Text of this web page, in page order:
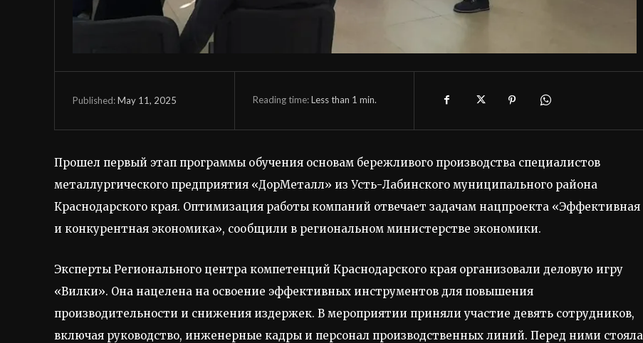
Published:May 11, 2025 Reading time:Less than 1 min.
Прошел первый этап программы обучения основам бережливого производства специалистов
металлургического предприятия «ДорМеталл» из Усть-Лабинского муниципального района
Краснодарского края. Оптимизация работы компаний отвечает задачам нацпроекта «Эффективная
и конкурентная экономика», сообщили в региональном министерстве экономики.
Эксперты Регионального центра компетенций Краснодарского края организовали деловую игру
«Вилки». Она нацелена на освоение эффективных инструментов для повышения
производительности и снижения издержек. В мероприятии приняли участие девять сотрудников,
включая руководство, инженерные кадры и персонал производственных линий. Перед ними стояла